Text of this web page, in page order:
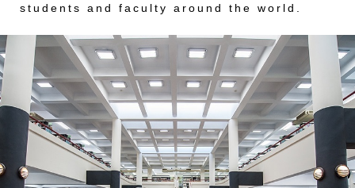
students and faculty around the world.